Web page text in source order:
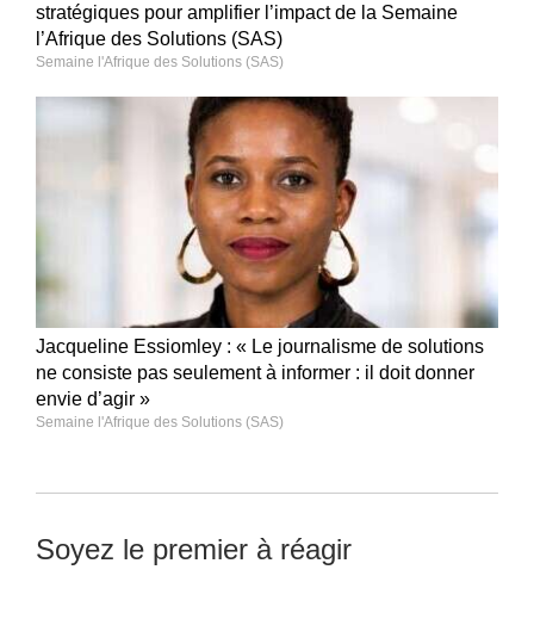
stratégiques pour amplifier l’impact de la Semaine
l’Afrique des Solutions (SAS)
Semaine l'Afrique des Solutions (SAS)
Jacqueline Essiomley : « Le journalisme de solutions
ne consiste pas seulement à informer : il doit donner
envie d’agir »
Semaine l'Afrique des Solutions (SAS)
Soyez le premier à réagir